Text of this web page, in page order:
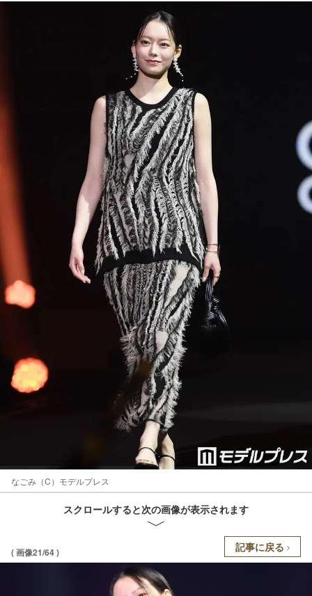
なごみ（C）モデルプレス
スクロールすると次の画像が表示されます
( 画像21/64 ) 記事に戻る